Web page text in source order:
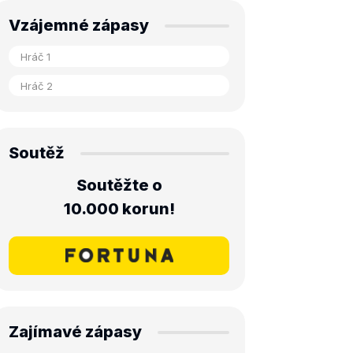
Vzájemné zápasy
Soutěž
Soutěžte o
10.000 korun!
Zajímavé zápasy